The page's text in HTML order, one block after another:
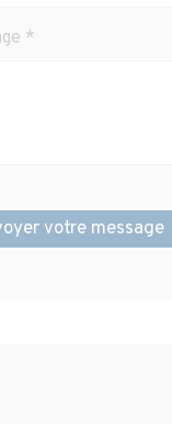
*
votre message